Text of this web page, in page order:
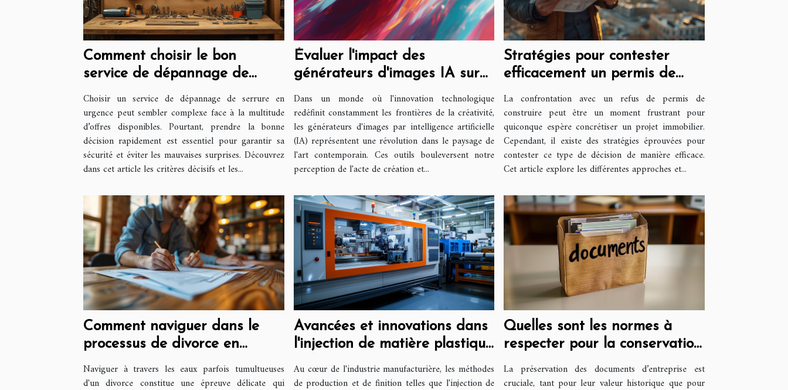
Comment choisir le bon
service de dépannage de
serrure rapidement
Choisir un service de dépannage de serrure en
urgence peut sembler complexe face à la multitude
d’offres disponibles. Pourtant, prendre la bonne
décision rapidement est essentiel pour garantir sa
sécurité et éviter les mauvaises surprises. Découvrez
dans cet article les critères décisifs et les...
Évaluer l'impact des
générateurs d'images IA sur
la créativité artistique
Dans un monde où l'innovation technologique
redéfinit constamment les frontières de la créativité,
les générateurs d'images par intelligence artificielle
(IA) représentent une révolution dans le paysage de
l'art contemporain. Ces outils bouleversent notre
perception de l'acte de création et...
Stratégies pour contester
efficacement un permis de
construire refusé
La confrontation avec un refus de permis de
construire peut être un moment frustrant pour
quiconque espère concrétiser un projet immobilier.
Cependant, il existe des stratégies éprouvées pour
contester ce type de décision de manière efficace.
Cet article explore les différentes approches et...
Comment naviguer dans le
processus de divorce en
Naviguer à travers les eaux parfois tumultueuses
d'un divorce constitue une épreuve délicate qui
Avancées et innovations dans
l'injection de matière plastique
Au cœur de l'industrie manufacturière, les méthodes
de production et de finition telles que l'injection de
Quelles sont les normes à
respecter pour la conservation
des documents d’entreprise ?
La préservation des documents d’entreprise est
cruciale, tant pour leur valeur historique que pour